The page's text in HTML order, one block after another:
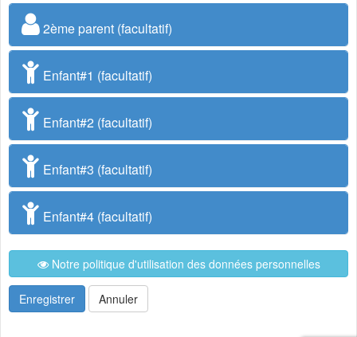
2ème parent (facultatif)
Enfant#1 (facultatif)
Enfant#2 (facultatif)
Enfant#3 (facultatif)
Enfant#4 (facultatif)
Notre politique d'utilisation des données personnelles
Enregistrer Annuler